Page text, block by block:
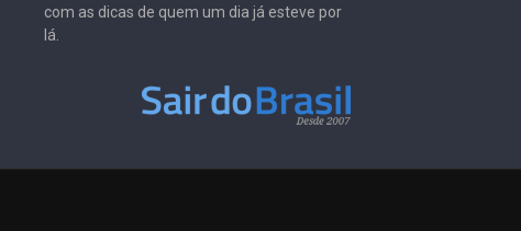
com as dicas de quem um dia já esteve por
lá.